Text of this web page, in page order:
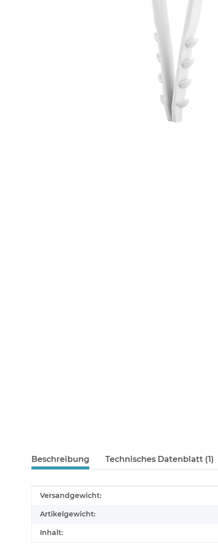
Beschreibung Technisches Datenblatt (1)
Produkteigenschaft
Wert
Versandgewicht:
Artikelgewicht:
Inhalt: